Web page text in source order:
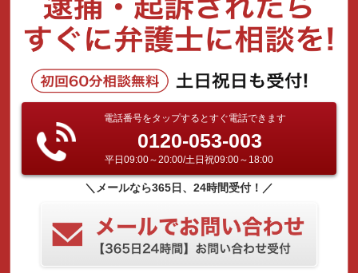
電話番号をタップするとすぐ電話できます
0120-053-003
平日09:00～20:00/土日祝09:00～18:00
＼メールなら365日、24時間受付！／